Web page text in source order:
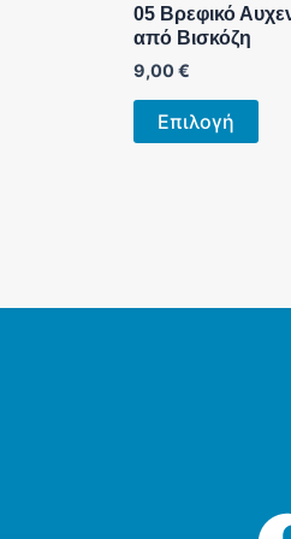
05 Βρεφικό
από Βισκόζη
9,00€
Επιλογή
Αυτό
το
του